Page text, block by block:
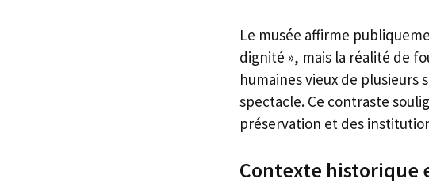
Le musée affirme
dignité », mais la réalité de
humaines vieux de
spectacle. Ce contraste
préservation et des
Contexte historique